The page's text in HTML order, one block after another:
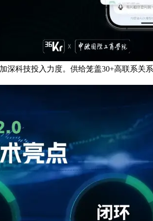
深科技投入力度。供给笼盖30+高联系